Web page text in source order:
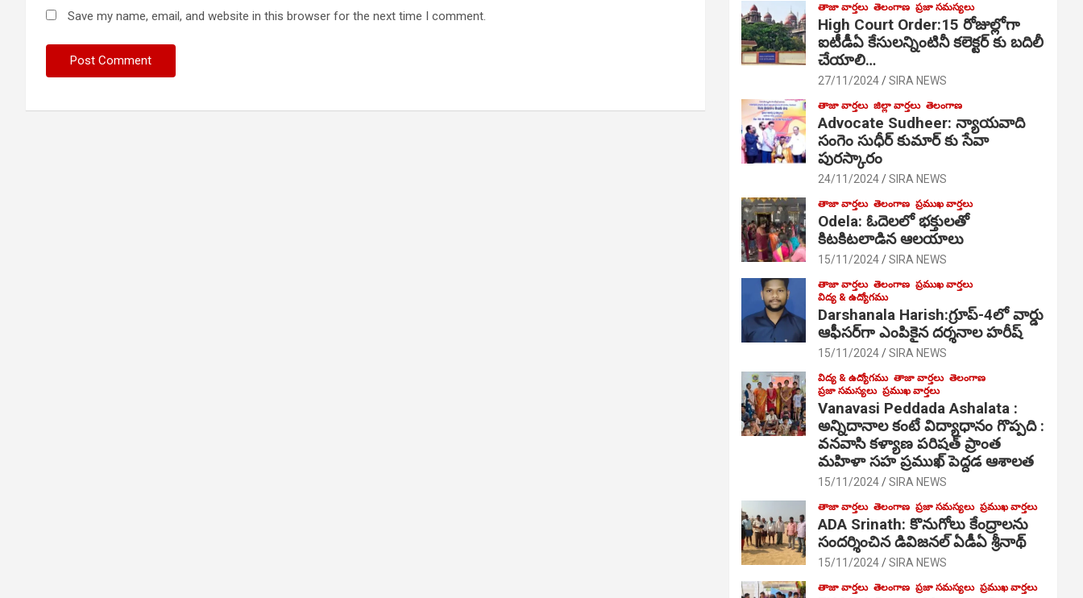
Save my name, email, and website in this browser for the next time I comment.
తాజా వార్తలు తెలంగాణ ప్రజా సమస్యలు
High Court Order:15 రోజుల్లోగా
ఐటీడీఏ కేసులన్నింటినీ కలెక్టర్ కు బదిలీ
చేయాలి…
27/11/2024 SIRA NEWS
తాజా వార్తలు జిల్లా వార్తలు తెలంగాణ
Advocate Sudheer: న్యాయవాది
సంగెం సుధీర్ కుమార్ కు సేవా
పురస్కారం
24/11/2024 SIRA NEWS
తాజా వార్తలు తెలంగాణ ప్రముఖ వార్తలు
Odela: ఓదెల‌లో భక్తులతో
కిటకిటలాడిన ఆల‌యాలు
15/11/2024 SIRA NEWS
తాజా వార్తలు తెలంగాణ ప్రముఖ వార్తలు
విద్య & ఉద్యోగము
Darshanala Harish:గ్రూప్-4లో వార్డు
ఆఫీసర్‌గా ఎంపికైన దర్శనాల హరీష్
15/11/2024 SIRA NEWS
విద్య & ఉద్యోగము తాజా వార్తలు తెలంగాణ
ప్రజా సమస్యలు ప్రముఖ వార్తలు
Vanavasi Peddada Ashalata :
అన్నిదానాల కంటే విద్యాధానం గొప్పది :
వనవాసి కళ్యాణ పరిషత్ ప్రాంత
మహిళా సహ ప్రముఖ్ పెద్దడ ఆశాలత
15/11/2024 SIRA NEWS
తాజా వార్తలు తెలంగాణ ప్రజా సమస్యలు ప్రముఖ వార్తలు
ADA Srinath: కొనుగోలు కేంద్రాల‌ను
సంద‌ర్శించిన డివిజనల్ ఏడీఏ శ్రీనాథ్
15/11/2024 SIRA NEWS
తాజా వార్తలు తెలంగాణ ప్రజా సమస్యలు ప్రముఖ వార్తలు